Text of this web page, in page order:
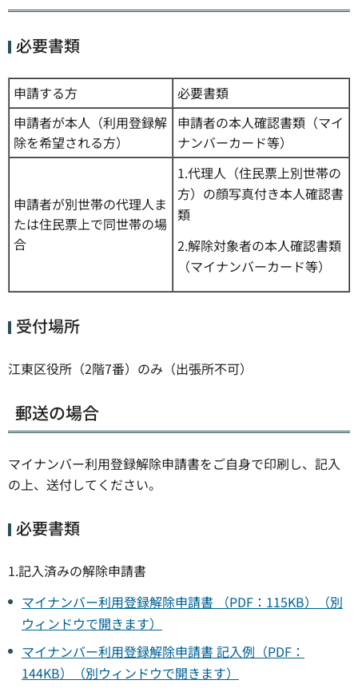
必要書類
申請する方
必要書類
申請者が本人（利用登録解
除を希望される方）
申請者の本人確認書類（マイ
ナンバーカード等）
申請者が別世帯の代理人ま
たは住民票上で同世帯の場
合
1.代理人（住民票上別世帯の
方）の顔写真付き本人確認書
類
2.解除対象者の本人確認書類
（マイナンバーカード等）
受付場所
江東区役所（2階7番）のみ（出張所不可）
郵送の場合
マイナンバー利用登録解除申請書をご自身で印刷し、記入
の上、送付してください。
必要書類
1.記入済みの解除申請書
マイナンバー利用登録解除申請書 （PDF：115KB）（別
ウィンドウで開きます）
マイナンバー利用登録解除申請書 記入例（PDF：
144KB）（別ウィンドウで開きます）